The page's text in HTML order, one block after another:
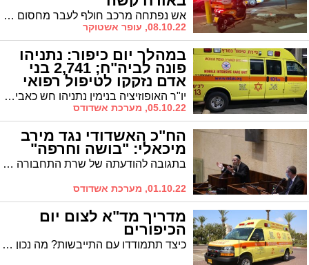
אש נפתחה מרכב חולף לעבר מחסום בצפון ירושלים * מהירי נהרגה חיילת ומאבטח אזרחי נפצע באורח קשה * המחבלים הצליחו להימלט מהזירה וכוחות הביטחון מנהלים מצוד אחריהם
08.10.22, עופר אשטוקר
במהלך יום כיפור: נתניהו
פונה לביה"ח; 2,741 בני
אדם נזקקו לטיפול רפואי
יו"ר האופוזיציה בנימין נתניהו חש כאבים בחזה במהלך תפילת נעילה בבית כנסת בירושלים והוזמן לו אמבולנס * חובשי מד"א הוזנקו להעניק טיפול רפואי ל- 2,741 בני אדם ברחבי הארץ
05.10.22, מערכת אשדודס
הח"כ האשדודי נגד מירב
מיכאלי: "בושה וחרפה"
בתגובה להודעתה של שרת התחבורה מירב מיכאלי על הפעלת הרכבת הקלה בשבתות ובחגים, תקף הח"כ האשדודי הר"ר יעקב טסלר בחריפות ואמר כי מדובר בניצול פופוליסטי של העיתוי הפוליטי - ערב הבחירות
01.10.22, מערכת אשדודס
מדריך מד"א לצום יום
הכיפורים
כיצד תתמודדו עם התייבשות? מה נכון לאכול לקראת הצום ובסופו? במד"א עומדים בהיערכות גבוהה לקראת יום הכיפורים ומגישים לציבור את המדריך המלא לצום בטוח